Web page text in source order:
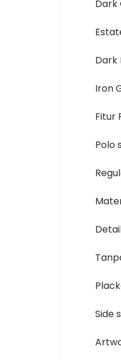
Dark
Dark
Iron
Fitur
Polo
Side